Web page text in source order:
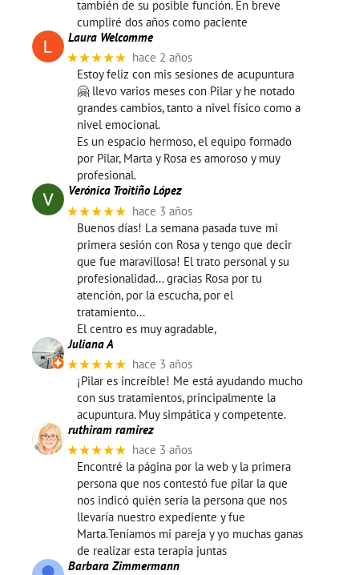
también de su posible función. En breve
cumpliré dos años como paciente
Laura Welcomme
★★★★★ hace 2 años
Estoy feliz con mis sesiones de acupuntura
🤗 llevo varios meses con Pilar y he notado
grandes cambios, tanto a nivel físico como a
nivel emocional.
Es un espacio hermoso, el equipo formado
por Pilar, Marta y Rosa es amoroso y muy
profesional.
Verónica Troitiño López
★★★★★ hace 3 años
Buenos días! La semana pasada tuve mi
primera sesión con Rosa y tengo que decir
que fue maravillosa! El trato personal y su
profesionalidad... gracias Rosa por tu
atención, por la escucha, por el
tratamiento...
El centro es muy agradable,
Juliana A
★★★★★ hace 3 años
¡Pilar es increíble! Me está ayudando mucho
con sus tratamientos, principalmente la
acupuntura. Muy simpática y competente.
ruthiram ramirez
★★★★★ hace 3 años
Encontré la página por la web y la primera
persona que nos contestó fue pilar la que
nos indicó quién sería la persona que nos
llevaría nuestro expediente y fue
Marta.Teníamos mi pareja y yo muchas ganas
de realizar esta terapia juntas
Barbara Zimmermann